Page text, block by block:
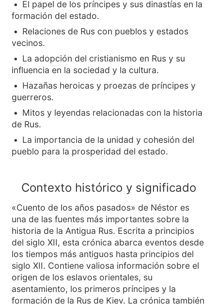
El papel de los príncipes y sus dinastías en la
formación del estado.
Relaciones de Rus con pueblos y estados
vecinos.
La adopción del cristianismo en Rus y su
influencia en la sociedad y la cultura.
Hazañas heroicas y proezas de príncipes y
guerreros.
Mitos y leyendas relacionadas con la historia
de Rus.
La importancia de la unidad y cohesión del
pueblo para la prosperidad del estado.
Contexto histórico y significado
«Cuento de los años pasados» de Néstor es
una de las fuentes más importantes sobre la
historia de la Antigua Rus. Escrita a principios
del siglo XII, esta crónica abarca eventos desde
los tiempos más antiguos hasta principios del
siglo XII. Contiene valiosa información sobre el
origen de los eslavos orientales, su
asentamiento, los primeros príncipes y la
formación de la Rus de Kiev. La crónica también